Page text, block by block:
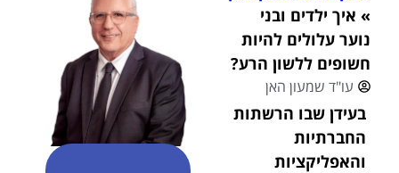
» איך ילדים ובני
נוער עלולים להיות
חשופים ללשון הרע?
עו"ד שמעון האן
בעידן שבו הרשתות
החברתיות
והאפליקציות